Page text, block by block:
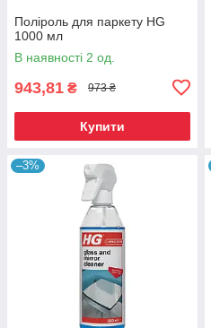
Поліроль для паркету HG
1000 мл
В наявності 2 од.
943,81 ₴ 973 ₴
Купити
–3%